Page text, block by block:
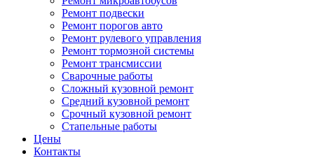
Ремонт подвески
Ремонт порогов авто
Ремонт рулевого управления
Ремонт тормозной системы
Ремонт трансмиссии
Сварочные работы
Сложный кузовной ремонт
Средний кузовной ремонт
Срочный кузовной ремонт
Стапельные работы
Цены
Контакты